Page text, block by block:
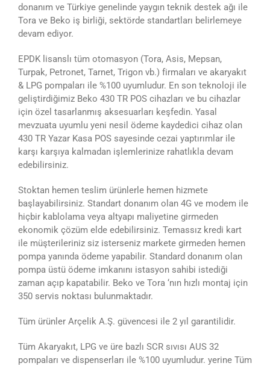
donanım ve Türkiye genelinde yaygın teknik destek ağı ile
Tora ve Beko iş birliği, sektörde standartları belirlemeye
devam ediyor.
EPDK lisanslı tüm otomasyon (Tora, Asis, Mepsan,
Turpak, Petronet, Tarnet, Trigon vb.) firmaları ve akaryakıt
& LPG pompaları ile %100 uyumludur. En son teknoloji ile
geliştirdiğimiz Beko 430 TR POS cihazları ve bu cihazlar
için özel tasarlanmış aksesuarları keşfedin. Yasal
mevzuata uyumlu yeni nesil ödeme kaydedici cihaz olan
430 TR Yazar Kasa POS sayesinde cezai yaptırımlar ile
karşı karşıya kalmadan işlemlerinize rahatlıkla devam
edebilirsiniz.
Stoktan hemen teslim ürünlerle hemen hizmete
başlayabilirsiniz. Standart donanım olan 4G ve modem ile
hiçbir kablolama veya altyapı maliyetine girmeden
ekonomik çözüm elde edebilirsiniz. Temassız kredi kart
ile müşterileriniz siz isterseniz markete girmeden hemen
pompa yanında ödeme yapabilir. Standard donanım olan
pompa üstü ödeme imkanını istasyon sahibi istediği
zaman açıp kapatabilir. Beko ve Tora ‘nın hızlı montaj için
350 servis noktası bulunmaktadır.
Tüm ürünler Arçelik A.Ş. güvencesi ile 2 yıl garantilidir.
Tüm Akaryakıt, LPG ve üre bazlı SCR sıvısı AUS 32
pompaları ve dispenserları ile %100 uyumludur. yerine Tüm